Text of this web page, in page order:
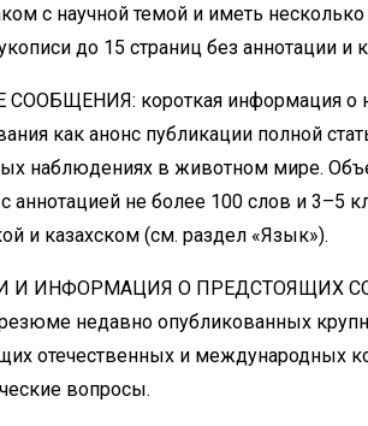
с научной темой и иметь
до 15 страниц без аннотации и
короткая информация о
как анонс публикации полной
наблюдениях в животном мире.
с аннотацией не более 100 слов и
и казахском (см. раздел «Язык»).
И ИНФОРМАЦИЯ О ПРЕДСТОЯЩИХ
недавно опубликованных
отечественных и международных
вопросы.